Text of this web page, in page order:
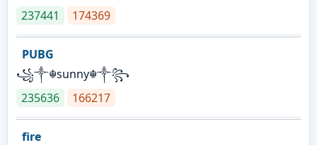
237441
174369
PUBG
꧁༒☬sunny☬༒꧂
235636
166217
fire